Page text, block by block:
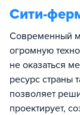
Сити-
Современный
огромную
не оказаться
ресурс страны
позволяет
проектирует,